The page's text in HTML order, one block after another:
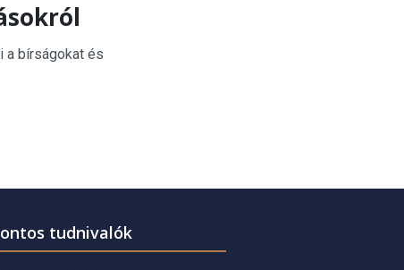
a bírságokat és
tudnivalók